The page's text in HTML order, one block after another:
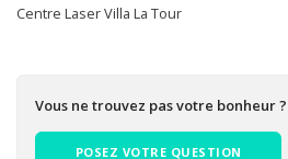
Centre Laser Villa La Tour
Vous ne trouvez pas votre bonheur ?
POSEZ VOTRE QUESTION